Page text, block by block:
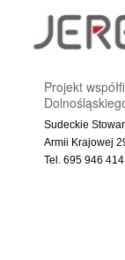
Projekt
Sudeckie
Armii Krajowej
Tel. 695 946 414